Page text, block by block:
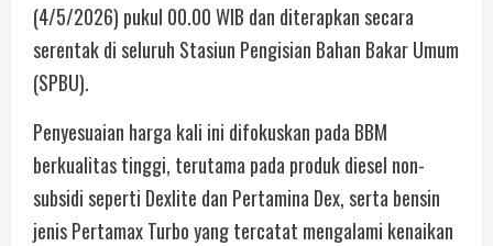
(4/5/2026) pukul 00.00 WIB dan diterapkan secara
serentak di seluruh Stasiun Pengisian Bahan Bakar Umum
(SPBU).
Penyesuaian harga kali ini difokuskan pada BBM
berkualitas tinggi, terutama pada produk diesel non-
subsidi seperti Dexlite dan Pertamina Dex, serta bensin
jenis Pertamax Turbo yang tercatat mengalami kenaikan